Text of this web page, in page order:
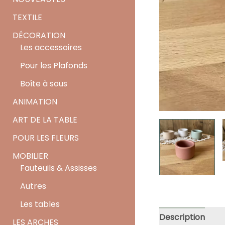
TEXTILE
DÉCORATION
Les accessoires
Pour les Plafonds
Boîte à sous
ANIMATION
ART DE LA TABLE
POUR LES FLEURS
MOBILIER
Fauteuils & Assisses
Autres
Les tables
LES ARCHES
Description